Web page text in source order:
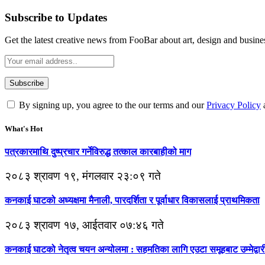
Subscribe to Updates
Get the latest creative news from FooBar about art, design and
By signing up, you agree to the our terms and ourPrivacy Policy
What's Hot
पत्रकारमाथि दुष्प्रचार गर्नेविरुद्ध तत्काल कारबाहीको माग
२०८३ श्रावण १९, मंगलवार २३:०९ गते
कनकाई घाटको अध्यक्षमा मैनाली, पारदर्शिता र पूर्वाधार विकासलाई प्राथमिकता
२०८३ श्रावण १७, आईतवार ०७:४६ गते
कनकाई घाटको नेतृत्व चयन अन्योलमा : सहमतिका लागि एउटा समूहबाट उम्मेद्वारी